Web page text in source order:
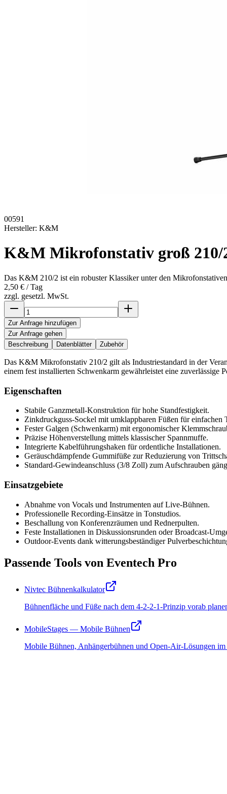
00591
Hersteller: K&M
K&M Mikrofonstativ groß 210/
Das K&M 210/2 ist ein robuster Klassiker unter den
2,50 € / Tag
zzgl. gesetzl. MwSt.
Zur Anfrage hinzufügen
Zur Anfrage gehen
Beschreibung
Datenblätter Zubehör
Das K&M Mikrofonstativ 210/2 gilt als Industriestandard in der
einem fest installierten Schwenkarm gewährleistet eine
Eigenschaften
Stabile Ganzmetall-Konstruktion für hohe Standfestigkeit.
Zinkdruckguss-Sockel mit umklappbaren Füßen für einfachen
Fester Galgen (Schwenkarm) mit ergonomischer
Präzise Höhenverstellung mittels klassischer Spannmuffe.
Integrierte Kabelführungshaken für ordentliche Installationen.
Geräuschdämpfende Gummifüße zur Reduzierung von
Standard-Gewindeanschluss (3/8 Zoll) zum Aufschrauben
Einsatzgebiete
Abnahme von Vocals und Instrumenten auf Live-Bühnen.
Professionelle Recording-Einsätze in Tonstudios.
Beschallung von Konferenzräumen und Rednerpulten.
Feste Installationen in Diskussionsrunden oder Broadcast-
Outdoor-Events dank witterungsbeständiger
Passende Tools von Eventech Pro
Nivtec Bühnenkalkulator
Bühnenfläche und Füße nach dem 4-2-2-1-Prinzip vorab
MobileStages — Mobile Bühnen
Mobile Bühnen, Anhängerbühnen und Open-Air-Lösungen